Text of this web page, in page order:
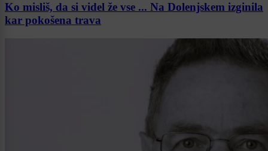
Ko misliš, da si videl že vse ... Na Dolenjskem izginila
kar pokošena trava